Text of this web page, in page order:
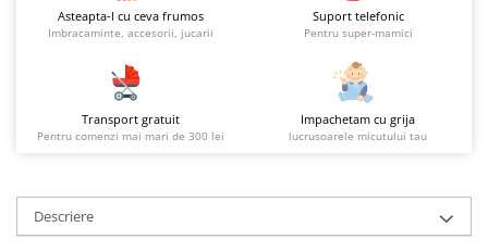
Asteapta-l cu ceva frumos
Imbracaminte, accesorii, jucarii
Suport telefonic
Pentru super-mamici
Transport gratuit
Pentru comenzi mai mari de 300 lei
Impachetam cu grija
lucrusoarele micutului tau
Descriere